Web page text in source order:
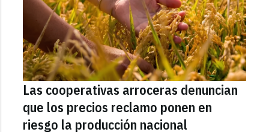
Las cooperativas arroceras denuncian
que los precios reclamo ponen en
riesgo la producción nacional